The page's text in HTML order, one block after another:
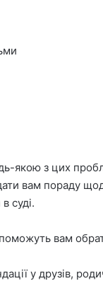
якою з цих
вам пораду
суді.
вам
у друзів,